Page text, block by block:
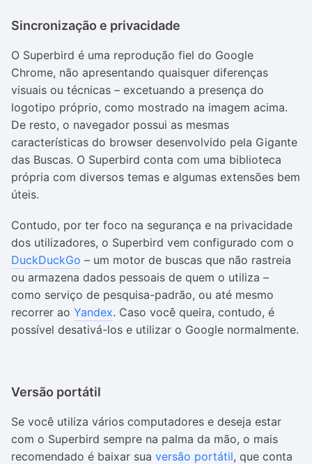
Sincronização e privacidade
O Superbird é uma reprodução fiel do Google
Chrome, não apresentando quaisquer diferenças
visuais ou técnicas – excetuando a presença do
logotipo próprio, como mostrado na imagem acima.
De resto, o navegador possui as mesmas
características do browser desenvolvido pela Gigante
das Buscas. O Superbird conta com uma biblioteca
própria com diversos temas e algumas extensões bem
úteis.
Contudo, por ter foco na segurança e na privacidade
dos utilizadores, o Superbird vem configurado com o
DuckDuckGo – um motor de buscas que não rastreia
ou armazena dados pessoais de quem o utiliza –
como serviço de pesquisa-padrão, ou até mesmo
recorrer ao Yandex. Caso você queira, contudo, é
possível desativá-los e utilizar o Google normalmente.
Versão portátil
Se você utiliza vários computadores e deseja estar
com o Superbird sempre na palma da mão, o mais
recomendado é baixar sua versão portátil, que conta